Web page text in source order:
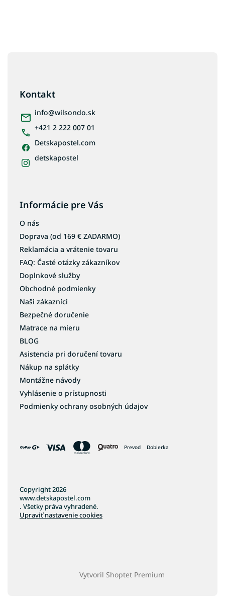
Kontakt
info@wilsondo.sk
+421 2 222 007 01
Detskapostel.com
detskapostel
Informácie pre Vás
O nás
Doprava (od 169 € ZADARMO)
Reklamácia a vrátenie tovaru
FAQ: Časté otázky zákazníkov
Doplnkové služby
Obchodné podmienky
Naši zákazníci
Bezpečné doručenie
Matrace na mieru
BLOG
Asistencia pri doručení tovaru
Nákup na splátky
Montážne návody
Vyhlásenie o prístupnosti
Podmienky ochrany osobných údajov
Prevod Dobierka
Vytvoril Shoptet Premium
Copyright 2026
www.detskapostel.com
. Všetky práva vyhradené.
Upraviť nastavenie cookies